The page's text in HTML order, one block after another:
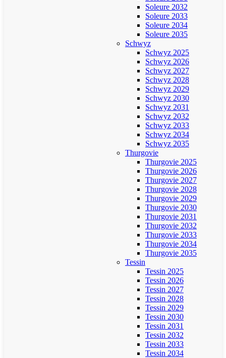
Soleure 2032
Soleure 2033
Soleure 2034
Soleure 2035
Schwyz
Schwyz 2025
Schwyz 2026
Schwyz 2027
Schwyz 2028
Schwyz 2029
Schwyz 2030
Schwyz 2031
Schwyz 2032
Schwyz 2033
Schwyz 2034
Schwyz 2035
Thurgovie
Thurgovie 2025
Thurgovie 2026
Thurgovie 2027
Thurgovie 2028
Thurgovie 2029
Thurgovie 2030
Thurgovie 2031
Thurgovie 2032
Thurgovie 2033
Thurgovie 2034
Thurgovie 2035
Tessin
Tessin 2025
Tessin 2026
Tessin 2027
Tessin 2028
Tessin 2029
Tessin 2030
Tessin 2031
Tessin 2032
Tessin 2033
Tessin 2034